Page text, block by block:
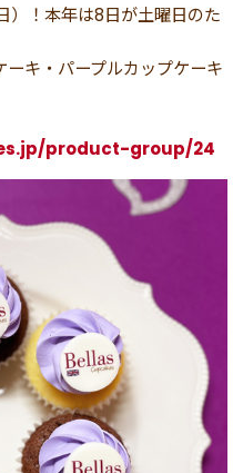
）！本年は8日が土曜日のた
キ・パープルカップケーキ
product-group/24